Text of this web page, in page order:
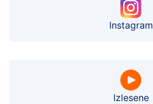
Instagram
Izlesene